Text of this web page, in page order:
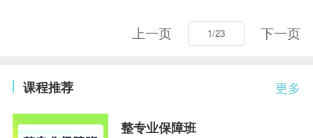
上一页 下一页
更多
课程推荐
整专业保障班